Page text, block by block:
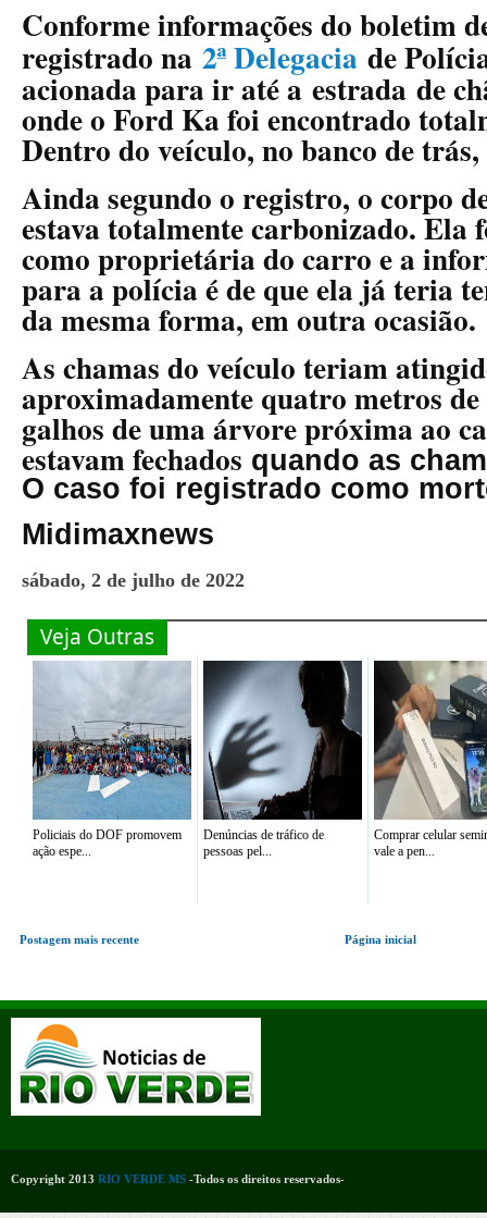
Conforme informações do boletim
registrado na 2ª Delegacia de
acionada para ir até a estrada de
onde o Ford Ka foi encontrado
Dentro do veículo, no banco de
Ainda segundo o registro, o corpo
estava totalmente carbonizado. Ela
como proprietária do carro e a
para a polícia é de que ela já teria
da mesma forma, em outra ocasião.
As chamas do veículo teriam
aproximadamente quatro metros
galhos de uma árvore próxima ao
estavam fechados quando as
O caso foi registrado como
Midimaxnews
sábado, 2 de julho de 2022
Veja Outras
Policiais do DOF promovem
ação espe...
Denúncias de tráfico de
pessoas pel...
Comprar celular
vale a pen...
Postagem mais recente Página inicial
Copyright 2013 RIO VERDE MS -Todos os direitos reservados-